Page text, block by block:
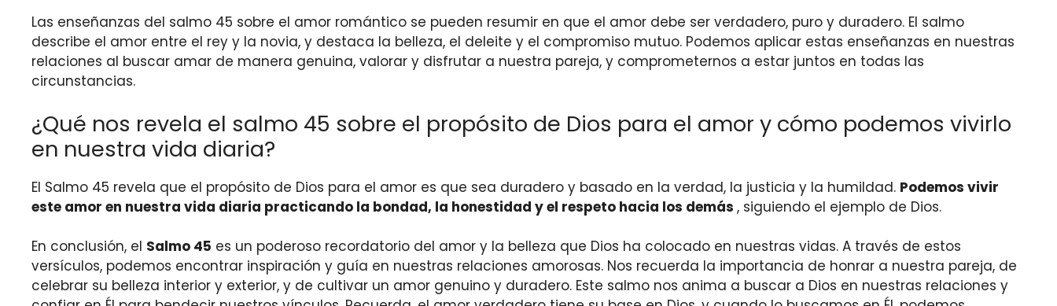
Las enseñanzas del salmo 45 sobre el amor romántico se pueden resumir en que el amor debe ser verdadero, puro y duradero. El salmo
describe el amor entre el rey y la novia, y destaca la belleza, el deleite y el compromiso mutuo. Podemos aplicar estas enseñanzas en nuestras
relaciones al buscar amar de manera genuina, valorar y disfrutar a nuestra pareja, y comprometernos a estar juntos en todas las
circunstancias.
¿Qué nos revela el salmo 45 sobre el propósito de Dios para el amor y cómo podemos vivirlo
en nuestra vida diaria?
El Salmo 45 revela que el propósito de Dios para el amor es que sea duradero y basado en la verdad, la justicia y la humildad. Podemos vivir
este amor en nuestra vida diaria practicando la bondad, la honestidad y el respeto hacia los demás , siguiendo el ejemplo de Dios.
En conclusión, el Salmo 45 es un poderoso recordatorio del amor y la belleza que Dios ha colocado en nuestras vidas. A través de estos
versículos, podemos encontrar inspiración y guía en nuestras relaciones amorosas. Nos recuerda la importancia de honrar a nuestra pareja, de
celebrar su belleza interior y exterior, y de cultivar un amor genuino y duradero. Este salmo nos anima a buscar a Dios en nuestras relaciones y